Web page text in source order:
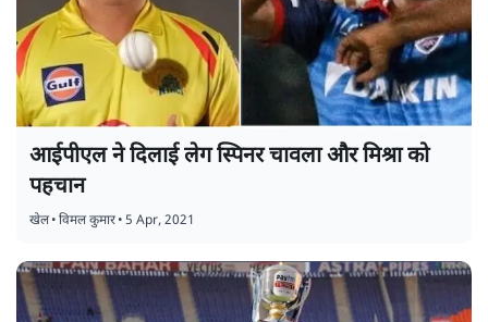
आईपीएल ने दिलाई लेग स्पिनर चावला और मिश्रा को
पहचान
खेल•विमल कुमार•5 Apr, 2021